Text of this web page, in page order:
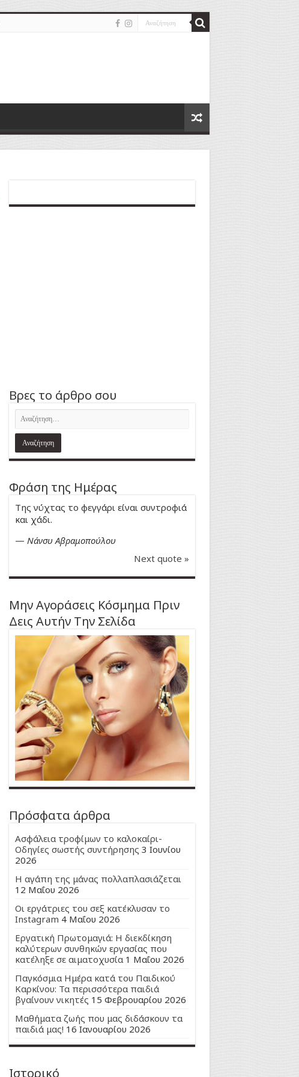
Βρες το άρθρο σου
Φράση της Ημέρας
Της νύχτας το φεγγάρι είναι συντροφιά
και χάδι.
— Νάνσυ Αβραμοπούλου
Next quote »
Μην Αγοράσεις Κόσμημα Πριν
Δεις Αυτήν Την Σελίδα
Πρόσφατα άρθρα
Ασφάλεια τροφίμων το καλοκαίρι-
Οδηγίες σωστής συντήρησης 3 Ιουνίου
2026
Η αγάπη της μάνας πολλαπλασιάζεται
12 Μαΐου 2026
Οι εργάτριες του σεξ κατέκλυσαν το
Instagram 4 Μαΐου 2026
Εργατική Πρωτομαγιά: Η διεκδίκηση
καλύτερων συνθηκών εργασίας που
κατέληξε σε αιματοχυσία 1 Μαΐου 2026
Παγκόσμια Ημέρα κατά του Παιδικού
Καρκίνου: Τα περισσότερα παιδιά
βγαίνουν νικητές 15 Φεβρουαρίου 2026
Μαθήματα ζωής που μας διδάσκουν τα
παιδιά μας! 16 Ιανουαρίου 2026
Ιστορικό